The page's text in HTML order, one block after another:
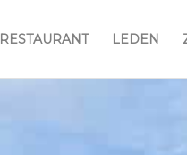
RESTAURANT LEDEN